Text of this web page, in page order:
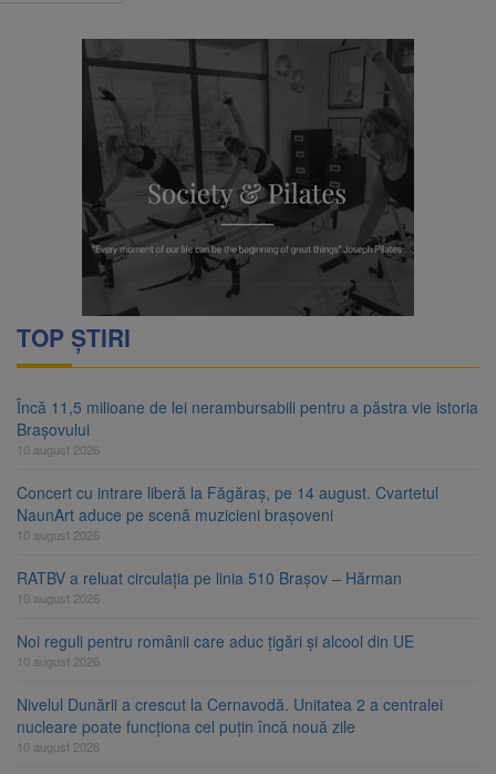
TOP ȘTIRI
Încă 11,5 milioane de lei nerambursabili pentru a păstra vie istoria
Brașovului
10 august 2026
Concert cu intrare liberă la Făgăraș, pe 14 august. Cvartetul
NaunArt aduce pe scenă muzicieni brașoveni
10 august 2026
RATBV a reluat circulația pe linia 510 Brașov – Hărman
10 august 2026
Noi reguli pentru românii care aduc țigări și alcool din UE
10 august 2026
Nivelul Dunării a crescut la Cernavodă. Unitatea 2 a centralei
nucleare poate funcționa cel puțin încă nouă zile
10 august 2026